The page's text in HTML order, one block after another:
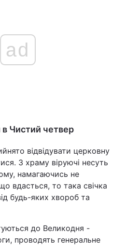
ad
Чистий четвер
відвідувати церковну
З храму віруючі несуть
намагаючись не
вдасться, то така свічка
будь-яких хвороб та
до Великодня -
проводять генеральне